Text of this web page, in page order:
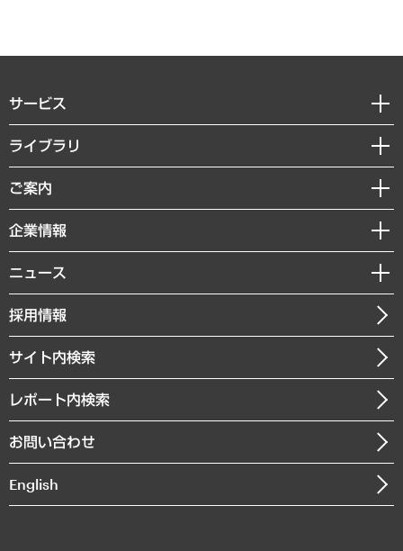
サービス
経営戦略
組織・人事戦略
デジタルイノベーション
共生・ダイバーシティ
GRC（ガバナンス・リスク・コンプライアンス）・防災（政策）
経済・産業・雇用・労働
まちづくり・観光・交通・スポーツ・スマートシティ
自然資源・農林水産業・食料システム
ライブラリ
経済調査
レポート
コラム
経営用語集
受託・受注実績（官公庁関連）
メディア掲載・出演
ご案内
セミナー・イベント情報
MUFGビジネスセミナー
受託案件情報
企業情報
私たちの想い
社長メッセージ
会社概要
沿革
組織図・本部部室紹介
インドネシア現地法人
ニュース
ニュースリリース
お知らせ
採用情報
サイト内検索
レポート内検索
お問い合わせ
English